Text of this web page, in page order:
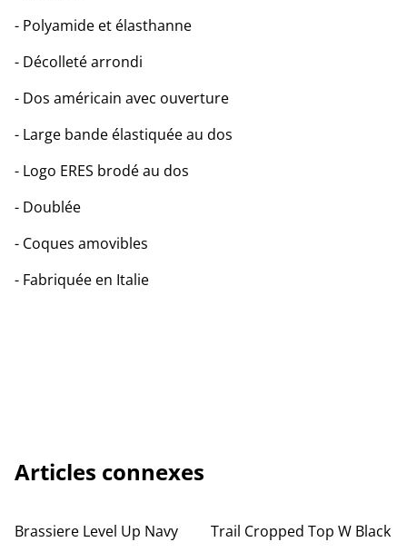
- Polyamide et élasthanne
- Décolleté arrondi
- Dos américain avec ouverture
- Large bande élastiquée au dos
- Logo ERES brodé au dos
- Doublée
- Coques amovibles
- Fabriquée en Italie
Articles connexes
Brassiere Level Up Navy
Trail Cropped Top W Black